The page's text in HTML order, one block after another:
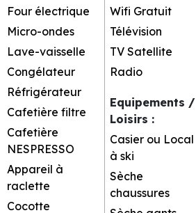
Four électrique
Micro-ondes
Lave-vaisselle
Congélateur
Réfrigérateur
Cafetière filtre
Cafetière
NESPRESSO
Appareil à
raclette
Cocotte
Wifi Gratuit
Télévision
TV Satellite
Radio
Equipements /
Loisirs :
Casier ou Local
à ski
Sèche
chaussures